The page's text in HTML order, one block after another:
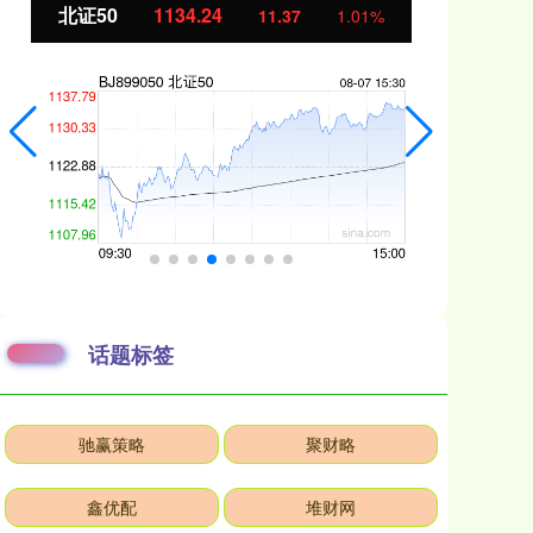
北证50 1134.24 11.37 1.01%
话题标签
驰赢策略 聚财略
鑫优配 堆财网